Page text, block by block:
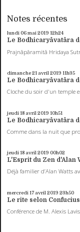
Notes récentes
lundi 06mai 2019 12h24
Le Bodhicaryâvatâra
Prajnâpâramitâ Hridaya
dimanche 21 avril 2019 11h35
Le Bodhicaryâvatâra
Cloche du soir d'un temple
jeudi 18 avril 2019 10h51
Le Bodhicaryâvatâra
Comme dans la nuit que
jeudi 18 avril 2019 00h02
L'Esprit du Zen d'Alan
Déjà familier d’Alan Watts
mercredi 17 avril 2019 23h50
Le rite selon
Conférence de M. Alexis